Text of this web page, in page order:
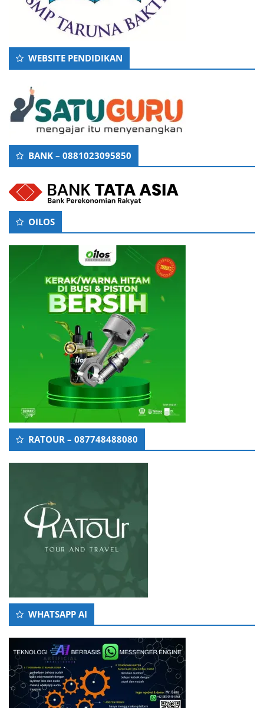
WEBSITE PENDIDIKAN
BANK – 0881023095850
OILOS
RATOUR – 087748488080
WHATSAPP AI